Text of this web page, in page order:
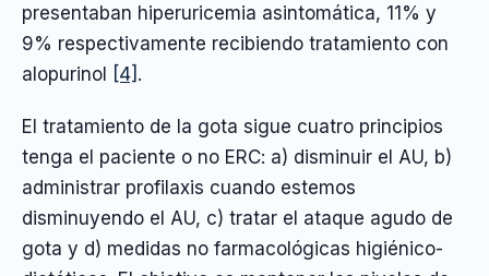
presentaban hiperuricemia asintomática, 11% y
9% respectivamente recibiendo tratamiento con
alopurinol
[4] .
El tratamiento de la gota sigue cuatro principios
tenga el paciente o no ERC: a) disminuir el AU, b)
administrar profilaxis cuando estemos
disminuyendo el AU, c) tratar el ataque agudo de
gota y d) medidas no farmacológicas higiénico-